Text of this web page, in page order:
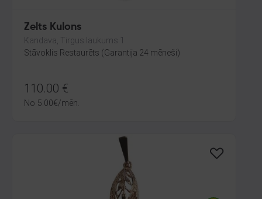
Zelts Kulons
Kandava, Tirgus laukums 1
Stāvoklis Restaurēts (Garantija 24 mēneši)
110.00 €
No 5.00€/mēn.